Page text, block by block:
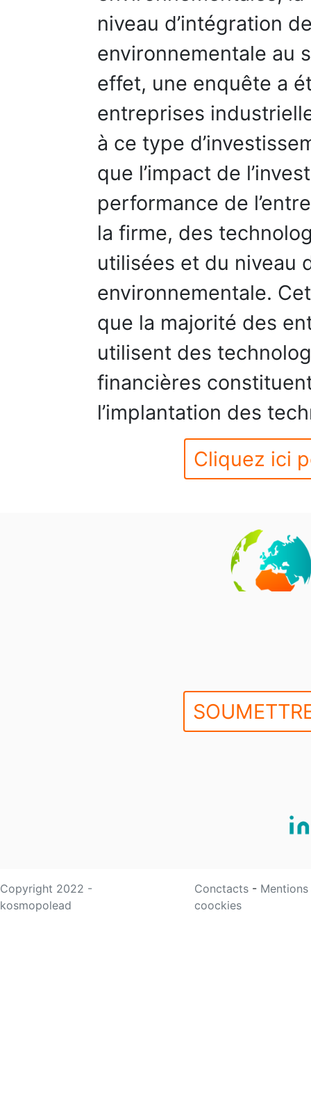
niveau d’intégration
environnementale au
effet, une enquête a
entreprises
à ce type
que l’impact de
performance de
la firme, des
utilisées et du niveau
environnementale.
que la majorité des
utilisent des
financières
l’implantation des
Cliquez ici
Copyright 2022 -
kosmopolead
Conctacts -
coockies